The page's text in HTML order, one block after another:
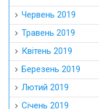
Червень 2019
Травень 2019
Квітень 2019
Березень 2019
Лютий 2019
Січень 2019